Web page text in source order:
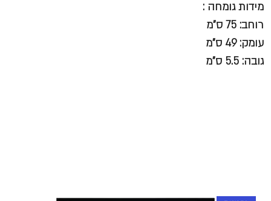
מידות גומחה :
רוחב: 75 ס"מ
עומק: 49 ס"מ
גובה: 5.5 ס"מ